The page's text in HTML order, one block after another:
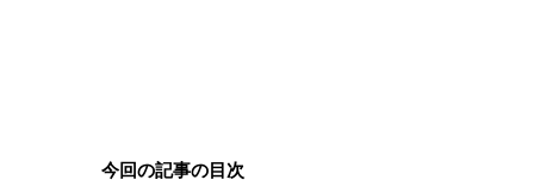
今回の記事の目次